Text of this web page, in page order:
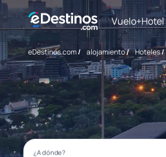
Vuelo+Hotel
eDestinos.com/ alojamiento/ Hoteles/